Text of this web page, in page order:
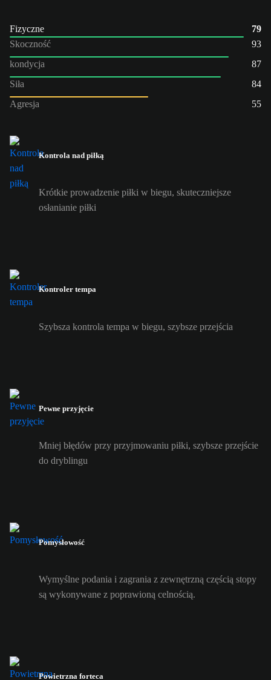
Fizyczne
79
Skoczność
93
kondycja
87
Siła
84
Agresja
55
Kontrola nad piłką
Krótkie prowadzenie piłki w biegu, skuteczniejsze
osłanianie piłki
Kontroler tempa
Szybsza kontrola tempa w biegu, szybsze przejścia
Pewne przyjęcie
Mniej błędów przy przyjmowaniu piłki, szybsze przejście
do dryblingu
Pomysłowość
Wymyślne podania i zagrania z zewnętrzną częścią stopy
są wykonywane z poprawioną celnością.
Powietrzna forteca